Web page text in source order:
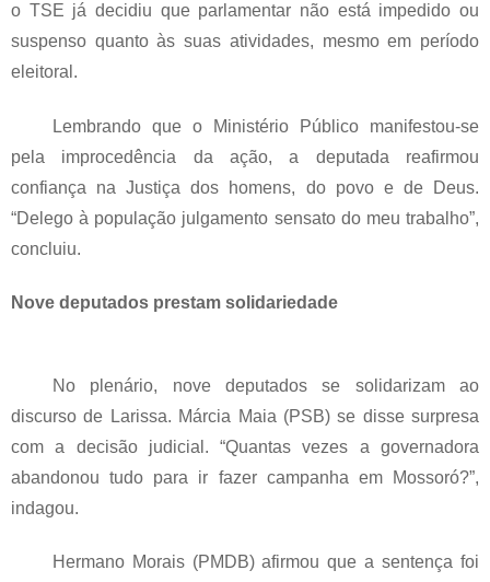
o TSE já decidiu que parlamentar não está impedido ou
suspenso quanto às suas atividades, mesmo em período
eleitoral.
Lembrando que o Ministério Público manifestou-se
pela improcedência da ação, a deputada reafirmou
confiança na Justiça dos homens, do povo e de Deus.
“Delego à população julgamento sensato do meu trabalho”,
concluiu.
Nove deputados prestam solidariedade
No plenário, nove deputados se solidarizam ao
discurso de Larissa. Márcia Maia (PSB) se disse surpresa
com a decisão judicial. “Quantas vezes a governadora
abandonou tudo para ir fazer campanha em Mossoró?”,
indagou.
Hermano Morais (PMDB) afirmou que a sentença foi